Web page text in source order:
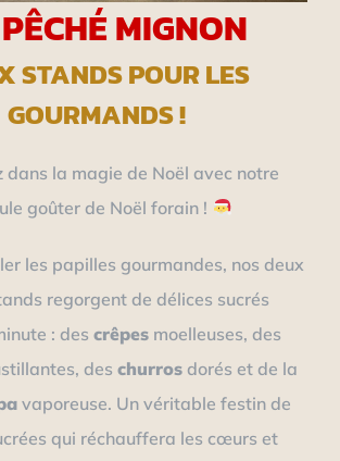
MIGNON
STANDS POUR LES
GOURMANDS !
dans la magie de Noël avec notre
goûter de Noël forain !
les papilles gourmandes, nos deux
regorgent de délices sucrés
: des crêpesmoelleuses, des
des churrosdorés et de la
vaporeuse. Un véritable festin de
qui réchauffera les cœurs et